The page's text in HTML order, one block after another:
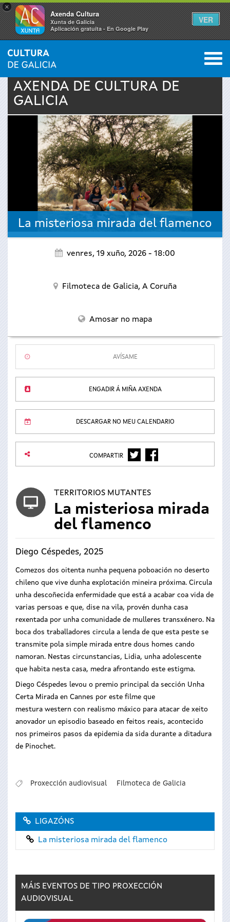
×
Axenda Cultura
Xunta de Galicia
Aplicación gratuíta - En Google Play
VER
Vostede
está
INICIO › ACTUALIDADE 0
AXENDA DE CULTURA DE
GALICIA
La misteriosa mirada del flamenco
venres, 19 xuño, 2026 - 18:00
Filmoteca de Galicia, A Coruña
Amosar no mapa
AVÍSAME
ENGADIR Á MIÑA AXENDA
DESCARGAR NO MEU CALENDARIO
COMPARTIR TWITTERFACEBOOK
TERRITORIOS MUTANTES
La misteriosa mirada
del flamenco
Diego Céspedes, 2025
Comezos dos oitenta nunha pequena poboación no deserto
chileno que vive dunha explotación mineira próxima. Circula
unha descoñecida enfermidade que está a acabar coa vida de
varias persoas e que, dise na vila, provén dunha casa
rexentada por unha comunidade de mulleres transxénero. Na
boca dos traballadores circula a lenda de que esta peste se
transmite pola simple mirada entre dous homes cando
namoran. Nestas circunstancias, Lidia, unha adolescente
que habita nesta casa, medra afrontando este estigma.
Diego Céspedes levou o premio principal da sección Unha
Certa Mirada en Cannes por este filme que
mestura western con realismo máxico para atacar de xeito
anovador un episodio baseado en feitos reais, acontecido
nos primeiros pasos da epidemia da sida durante a ditadura
de Pinochet.
Proxección audiovisual Filmoteca de Galicia
LIGAZÓNS
La misteriosa mirada del flamenco
MÁIS EVENTOS DE TIPO PROXECCIÓN
AUDIOVISUAL